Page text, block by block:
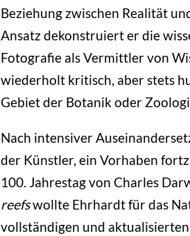
Beziehung zwischen Realität
Ansatz dekonstruiert er die
Fotografie als Vermittler von
wiederholt kritisch, aber stets
Gebiet der Botanik oder
Nach intensiver
der Künstler, ein Vorhaben
100. Jahrestag von Charles
reefswollte Ehrhardt für das
vollständigen und